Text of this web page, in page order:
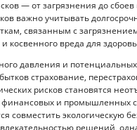
— от загрязнения до сбоев
важно учитывать
связанным с
косвенного вреда для
давления и потенциальных
страхование,
рисков становятся
финансовых и промышленных
совместить экологическую
решений,